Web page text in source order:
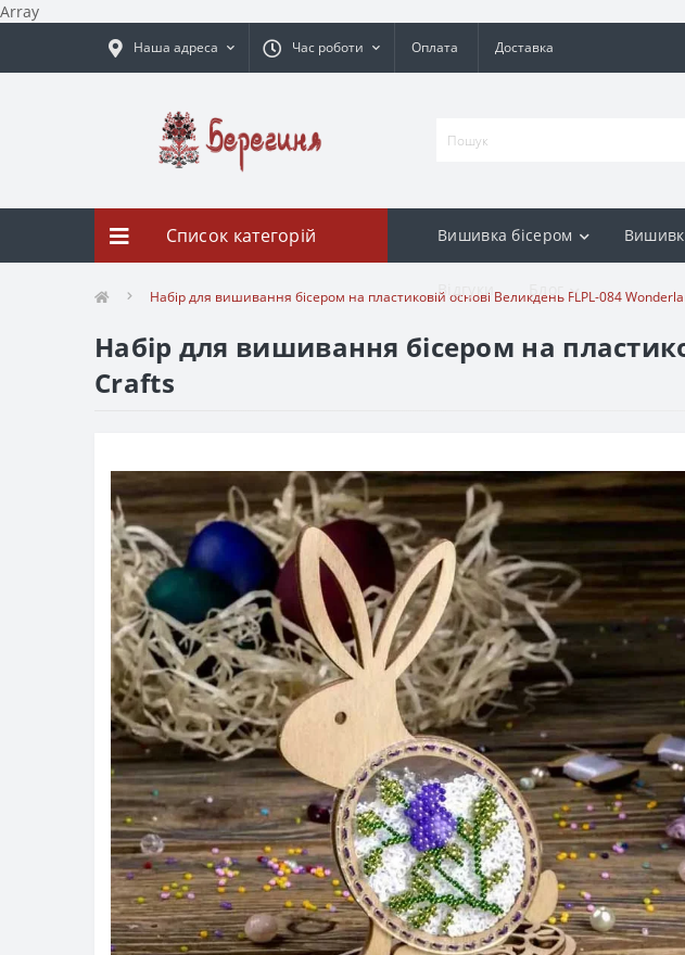
Array
Наша адреса Час роботи Оплата Доставка
Список категорій Вишивка бісером
Відгуки
Набір для вишивання бісером на пластиковій основі Великдень FLPL-084
Набір для вишивання бісером на
Crafts